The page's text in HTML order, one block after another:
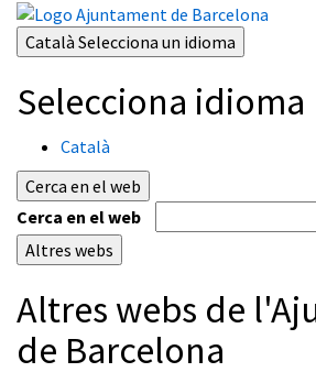
Català Selecciona un idioma
Selecciona idioma
Català
Cerca en el web
Cerca en el web
Altres webs
Altres webs de
de Barcelona